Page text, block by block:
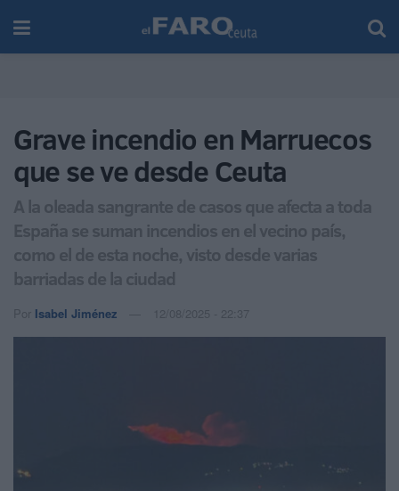
Grave incendio en Marruecos
que se ve desde Ceuta
A la oleada sangrante de casos que afecta a toda
España se suman incendios en el vecino país,
como el de esta noche, visto desde varias
barriadas de la ciudad
Por Isabel Jiménez 12/08/2025 - 22:37